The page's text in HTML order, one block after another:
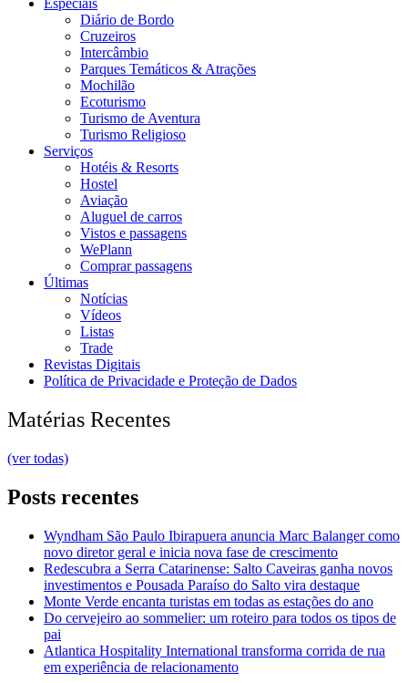
Especiais
Diário de Bordo
Cruzeiros
Intercâmbio
Parques Temáticos & Atrações
Mochilão
Ecoturismo
Turismo de Aventura
Turismo Religioso
Serviços
Hotéis & Resorts
Hostel
Aviação
Aluguel de carros
Vistos e passagens
WePlann
Comprar passagens
Últimas
Notícias
Vídeos
Listas
Trade
Revistas Digitais
Política de Privacidade e Proteção de Dados
Matérias Recentes
(ver todas)
Posts recentes
Wyndham São Paulo Ibirapuera anuncia Marc Balanger como
novo diretor geral e inicia nova fase de crescimento
Redescubra a Serra Catarinense: Salto Caveiras ganha novos
investimentos e Pousada Paraíso do Salto vira destaque
Monte Verde encanta turistas em todas as estações do ano
Do cervejeiro ao sommelier: um roteiro para todos os tipos de
pai
Atlantica Hospitality International transforma corrida de rua
em experiência de relacionamento